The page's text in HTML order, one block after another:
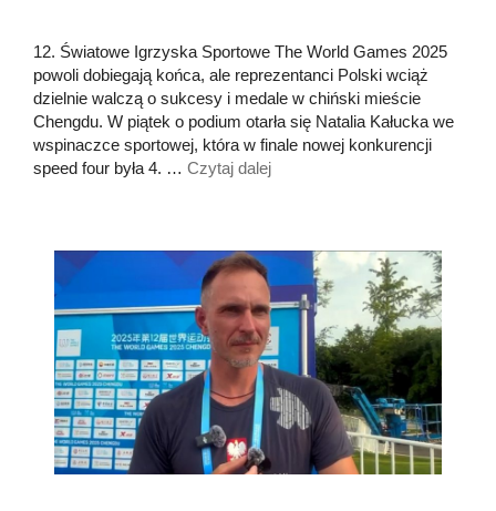
12. Światowe Igrzyska Sportowe The World Games 2025
powoli dobiegają końca, ale reprezentanci Polski wciąż
dzielnie walczą o sukcesy i medale w chiński mieście
Chengdu. W piątek o podium otarła się Natalia Kałucka we
wspinaczce sportowej, która w finale nowej konkurencji
speed four była 4. … Czytaj dalej